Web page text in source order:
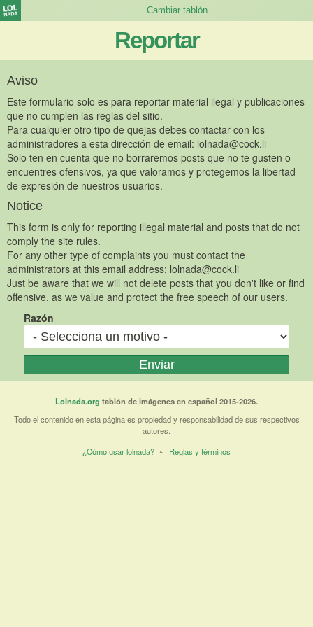
Reportar
Aviso
Este formulario solo es para reportar material ilegal y publicaciones
que no cumplen las reglas del sitio.
Para cualquier otro tipo de quejas debes contactar con los
administradores a esta dirección de email: lolnada@cock.li
Solo ten en cuenta que no borraremos posts que no te gusten o
encuentres ofensivos, ya que valoramos y protegemos la libertad
de expresión de nuestros usuarios.
Notice
This form is only for reporting illegal material and posts that do not
comply the site rules.
For any other type of complaints you must contact the
administrators at this email address: lolnada@cock.li
Just be aware that we will not delete posts that you don't like or find
offensive, as we value and protect the free speech of our users.
Razón
Lolnada.org tablón de imágenes en español 2015-2026.
Todo el contenido en esta página es propiedad y responsabilidad de sus respectivos
autores.
¿Cómo usar lolnada? ~ Reglas y términos